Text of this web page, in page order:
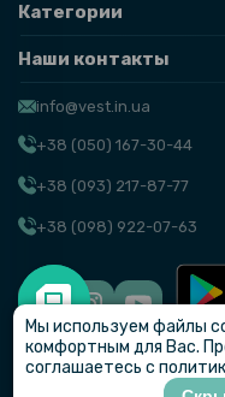
Категории
Наши контакты
info@vest.in.ua
+38 (050) 167-30-44
+38 (093) 217-87-77
+38 (098) 922-07-63
Мы используем файлы
комфортным для Вас.
соглашаетесь с